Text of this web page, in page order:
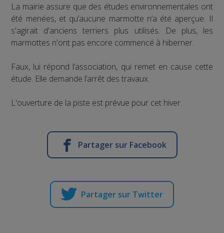
La mairie assure que des études environnementales ont
été menées, et qu’aucune marmotte n’a été aperçue. Il
s'agirait d'anciens terriers plus utilisés. De plus, les
marmottes n'ont pas encore commencé à hiberner.
Faux, lui répond l’association, qui remet en cause cette
étude. Elle demande l’arrêt des travaux.
L'ouverture de la piste est prévue pour cet hiver.
Partager sur Facebook
Partager sur Twitter